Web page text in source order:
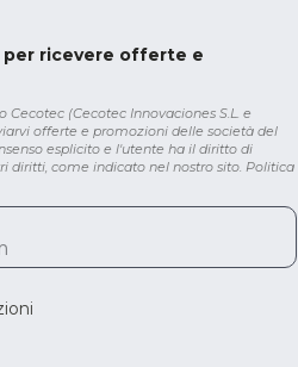
ricevere offerte e
(Cecotec Innovaciones S.L. e
offerte e promozioni delle società del
esplicito e l'utente ha il diritto di
diritti, come indicato nel nostro sito. Politica